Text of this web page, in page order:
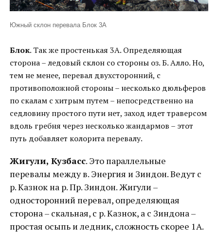
Южный склон перевала Блок 3А
Блок. Так же простенькая 3А. Определяющая
сторона – ледовый склон со стороны оз. Б. Алло. Но,
тем не менее, перевал двухсторонний, с
противоположной стороны – несколько дюльферов
по скалам с хитрым путем – непосредственно на
седловину простого пути нет, заход идет траверсом
вдоль гребня через несколько жандармов – этот
путь добавляет колорита перевалу.
Жигули, Кузбасс. Это параллельные
перевалы между в. Энергия и Зиндон. Ведут с
р. Казнок на р. Пр. Зиндон. Жигули –
односторонний перевал, определяющая
сторона – скальная, с р. Казнок, а с Зиндона –
простая осыпь и ледник, сложность скорее 1А.